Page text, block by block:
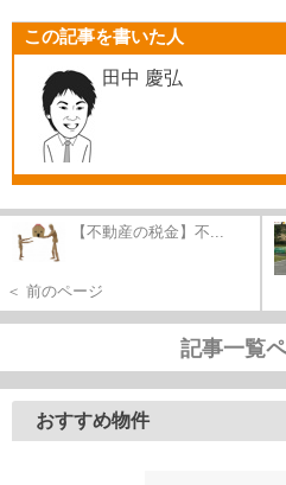
この記事を書いた人
田中 慶弘
【不動産の税金】不...
＜ 前のページ
記事一覧
おすすめ物件